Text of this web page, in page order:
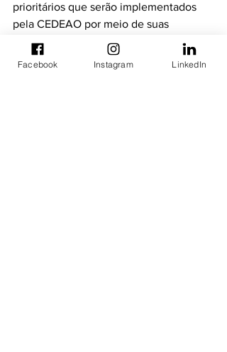
prioritários que serão implementados
pela CEDEAO por meio de suas
agências presentes durante esta
reunião.
Facebook Instagram LinkedIn